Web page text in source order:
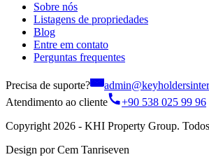
Sobre nós
Listagens de propriedades
Blog
Entre em contato
Perguntas frequentes
Precisa de suporte?
Atendimento ao cliente
+90 538 025 99 96
Copyright 2026 - KHI Property Group.
Design por Cem Tanriseven